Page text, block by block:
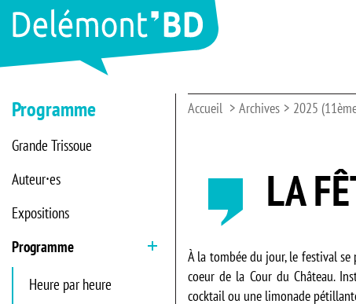
Programme
Grande Trissoue
Auteur⸱es
Expositions
Programme
Ouvrir
Heure par heure
Accueil Archives 2025
LA
À la tombée du jour, le festival
coeur de la Cour du Château.
cocktail ou une limonade